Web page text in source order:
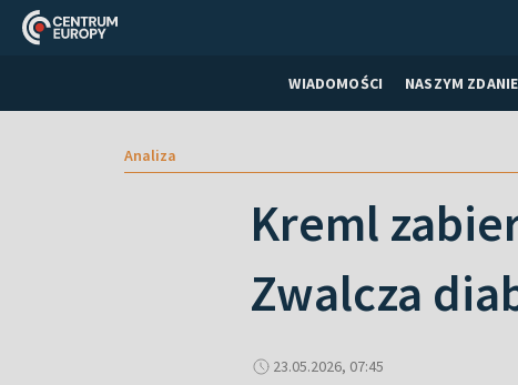
WIADOMOŚCI NASZYM
Analiza
Kreml
Zwalcza
23.05.2026, 07:45